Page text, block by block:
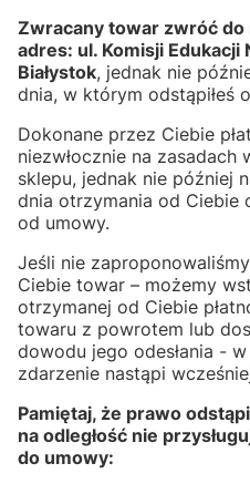
Zwracany towar zwróć do
adres: ul. Komisji
Białystok, jednak nie
dnia, w którym odstąpiłeś
Dokonane przez Ciebie
niezwłocznie na zasadach
sklepu, jednak nie później
dnia otrzymania od Ciebie
od umowy.
Jeśli nie
Ciebie towar – możemy
otrzymanej od Ciebie
towaru z powrotem lub
dowodu jego odesłania -
zdarzenie nastąpi
Pamiętaj, że prawo
na odległość nie
do umowy: